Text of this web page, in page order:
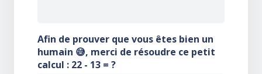
Afin de prouver que vous êtes bien un
humain 😅, merci de résoudre ce petit
calcul : 22 - 13 = ?